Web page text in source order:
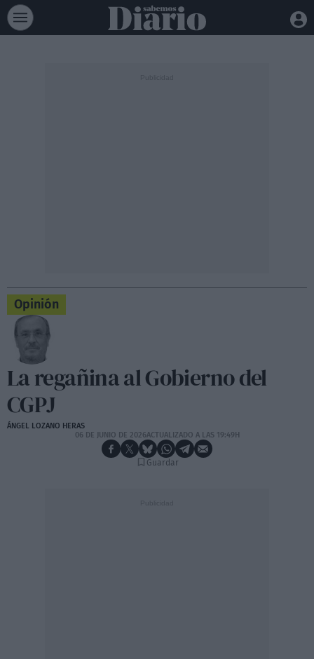
Opinión
La regañina al Gobierno del
CGPJ
ÁNGEL LOZANO HERAS
06 DE JUNIO DE 2026ACTUALIZADO A LAS 19:49H
Guardar